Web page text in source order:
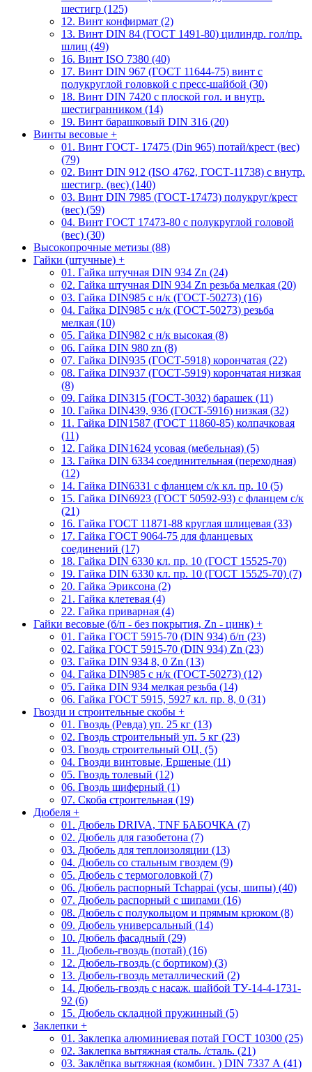
шестигр (125)
12. Винт конфирмат (2)
13. Винт DIN 84 (ГОСТ 1491-80) цилиндр. гол/пр.
шлиц (49)
16. Винт ISO 7380 (40)
17. Винт DIN 967 (ГОСТ 11644-75) винт с
полукруглой головкой с пресс-шайбой (30)
18. Винт DIN 7420 с плоской гол. и внутр.
шестигранником (14)
19. Винт барашковый DIN 316 (20)
Винты весовые +
01. Винт ГОСТ- 17475 (Din 965) потай/крест (вес)
(79)
02. Винт DIN 912 (ISO 4762, ГОСТ-11738) с внутр.
шестигр. (вес) (140)
03. Винт DIN 7985 (ГОСТ-17473) полукруг/крест
(вес) (59)
04. Винт ГОСТ 17473-80 c полукруглой головой
(вес) (30)
Высокопрочные метизы (88)
Гайки (штучные) +
01. Гайка штучная DIN 934 Zn (24)
02. Гайка штучная DIN 934 Zn резьба мелкая (20)
03. Гайка DIN985 с н/к (ГОСТ-50273) (16)
04. Гайка DIN985 с н/к (ГОСТ-50273) резьба
мелкая (10)
05. Гайка DIN982 с н/к высокая (8)
06. Гайка DIN 980 zn (8)
07. Гайка DIN935 (ГОСТ-5918) корончатая (22)
08. Гайка DIN937 (ГОСТ-5919) корончатая низкая
(8)
09. Гайка DIN315 (ГОСТ-3032) барашек (11)
10. Гайка DIN439, 936 (ГОСТ-5916) низкая (32)
11. Гайка DIN1587 (ГОСТ 11860-85) колпачковая
(11)
12. Гайка DIN1624 усовая (мебельная) (5)
13. Гайка DIN 6334 соединительная (переходная)
(12)
14. Гайка DIN6331 с фланцем с/к кл. пр. 10 (5)
15. Гайка DIN6923 (ГОСТ 50592-93) с фланцем с/к
(21)
16. Гайка ГОСТ 11871-88 круглая шлицевая (33)
17. Гайка ГОСТ 9064-75 для фланцевых
соединений (17)
18. Гайка DIN 6330 кл. пр. 10 (ГОСТ 15525-70)
19. Гайка DIN 6330 кл. пр. 10 (ГОСТ 15525-70) (7)
20. Гайка Эриксона (2)
21. Гайка клетевая (4)
22. Гайка приварная (4)
Гайки весовые (б/п - без покрытия, Zn - цинк) +
01. Гайка ГОСТ 5915-70 (DIN 934) б/п (23)
02. Гайка ГОСТ 5915-70 (DIN 934) Zn (23)
03. Гайка DIN 934 8, 0 Zn (13)
04. Гайка DIN985 с н/к (ГОСТ-50273) (12)
05. Гайка DIN 934 мелкая резьба (14)
06. Гайка ГОСТ 5915, 5927 кл. пр. 8, 0 (31)
Гвозди и строительные скобы +
01. Гвоздь (Ревда) уп. 25 кг (13)
02. Гвоздь строительный уп. 5 кг (23)
03. Гвоздь строительный ОЦ. (5)
04. Гвозди винтовые, Ершеные (11)
05. Гвоздь толевый (12)
06. Гвоздь шиферный (1)
07. Скоба строительная (19)
Дюбеля +
01. Дюбель DRIVA, TNF БАБОЧКА (7)
02. Дюбель для газобетона (7)
03. Дюбель для теплоизоляции (13)
04. Дюбель со стальным гвоздем (9)
05. Дюбель с термоголовкой (7)
06. Дюбель распорный Tchappai (усы, шипы) (40)
07. Дюбель распорный с шипами (16)
08. Дюбель с полукольцом и прямым крюком (8)
09. Дюбель универсальный (14)
10. Дюбель фасадный (29)
11. Дюбель-гвоздь (потай) (16)
12. Дюбель-гвоздь (с бортиком) (3)
13. Дюбель-гвоздь металлический (2)
14. Дюбель-гвоздь с насаж. шайбой ТУ-14-4-1731-
92 (6)
15. Дюбель складной пружинный (5)
Заклепки +
01. Заклепка алюминиевая потай ГОСТ 10300 (25)
02. Заклепка вытяжная сталь. /сталь. (21)
03. Заклёпка вытяжная (комбин. ) DIN 7337 А (41)